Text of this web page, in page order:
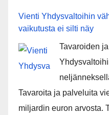
Vienti Yhdysvaltoihin
vaikutusta ei silti näy
Tavaroiden
Tavaroita ja palveluita
miljardin euron arvosta.